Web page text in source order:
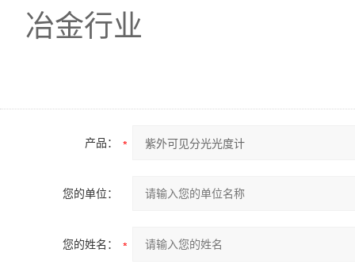
冶金行业
产品：
您的单位：
您的姓名：